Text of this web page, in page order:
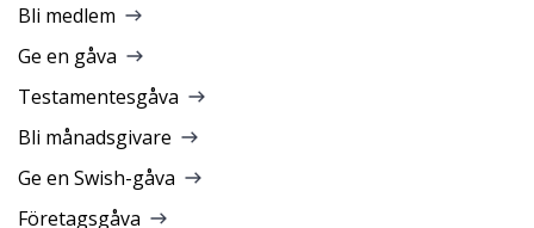
Bli medlem
Ge en gåva
Testamentesgåva
Bli månadsgivare
Ge en Swish-gåva
Företagsgåva